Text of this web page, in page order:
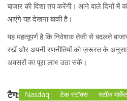
बाजार की दिशा तय करेंगी। आने वाले दिनों
आएंगे यह देखना बाकी है।
यह महत्वूपर्ण है कि निवेशक तेजी से बदलते
रखें और अपनी रणनीतियों को ज़रूरत के
अवसरों का पूरा लाभ उठा सकें।
टैग: Nasdaq टेक स्टॉक्स स्टॉक